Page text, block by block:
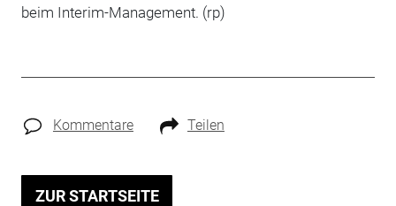
beim Interim-Management. (rp)
Kommentare Teilen
ZUR STARTSEITE